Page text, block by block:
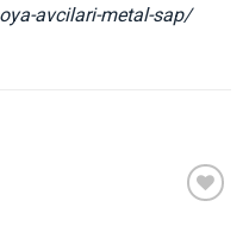
avcilari-metal-sap/